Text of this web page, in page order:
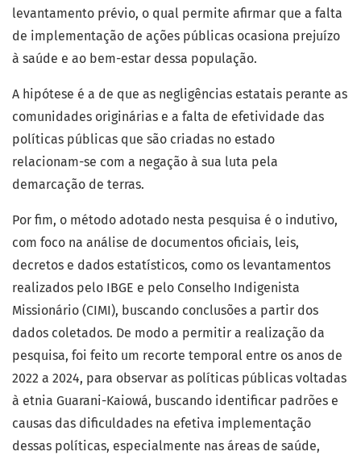
levantamento prévio, o qual permite afirmar que a falta
de implementação de ações públicas ocasiona prejuízo
à saúde e ao bem-estar dessa população.
A hipótese é a de que as negligências estatais perante as
comunidades originárias e a falta de efetividade das
políticas públicas que são criadas no estado
relacionam-se com a negação à sua luta pela
demarcação de terras.
Por fim, o método adotado nesta pesquisa é o indutivo,
com foco na análise de documentos oficiais, leis,
decretos e dados estatísticos, como os levantamentos
realizados pelo IBGE e pelo Conselho Indigenista
Missionário (CIMI), buscando conclusões a partir dos
dados coletados. De modo a permitir a realização da
pesquisa, foi feito um recorte temporal entre os anos de
2022 a 2024, para observar as políticas públicas voltadas
à etnia Guarani-Kaiowá, buscando identificar padrões e
causas das dificuldades na efetiva implementação
dessas políticas, especialmente nas áreas de saúde,